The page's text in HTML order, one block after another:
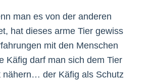
man es von der anderen
hat dieses arme Tier gewiss
mit den Menschen
Käfig darf man sich dem Tier
nähern… der Käfig als Schutz